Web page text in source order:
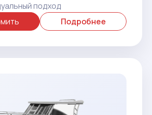
подход
Подробнее